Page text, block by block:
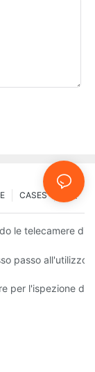
FAQ
CASES
per i
le telecamere di
dei pozzi:
passo all'utilizzo
con telecamere
per l'ispezione